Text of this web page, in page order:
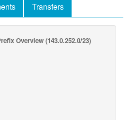
Transfers
Overview (143.0.252.0/23)